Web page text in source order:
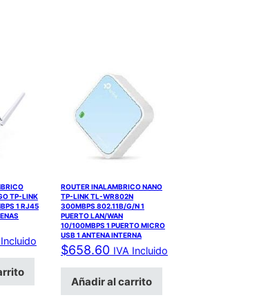
TP-LINK
1 RJ45
ROUTER INALAMBRICO NANO
TP-LINK TL-WR802N
300MBPS 802.11B/G/N 1
PUERTO LAN/WAN
10/100MBPS 1 PUERTO MICRO
USB 1 ANTENA INTERNA
$658.60 IVA Incluido
Añadir al carrito